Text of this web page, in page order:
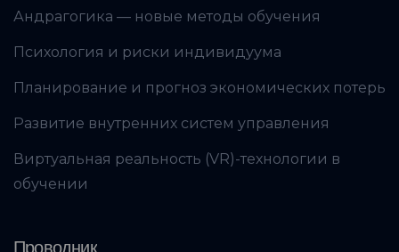
Андрагогика — новые методы обучения
Психология и риски индивидуума
Планирование и прогноз экономических потерь
Развитие внутренних систем управления
Виртуальная реальность (VR)-технологии в
обучении
Проводник